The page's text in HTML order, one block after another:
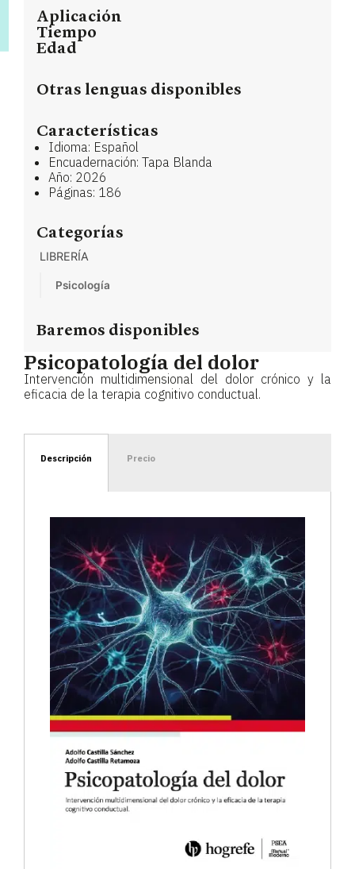
Aplicación
Tiempo
Edad
Otras lenguas disponibles
Características
Idioma: Español
Encuadernación: Tapa Blanda
Año: 2026
Páginas: 186
Categorías
LIBRERÍA
Psicología
Baremos disponibles
Psicopatología del dolor
Intervención multidimensional del dolor crónico y la
eficacia de la terapia cognitivo conductual.
Descripción Precio